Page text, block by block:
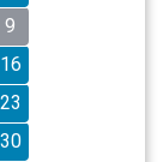
9
16
23
30